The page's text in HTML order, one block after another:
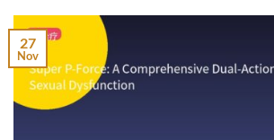
27
Nov